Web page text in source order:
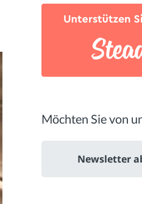
Möchten Sie von
Newsletter